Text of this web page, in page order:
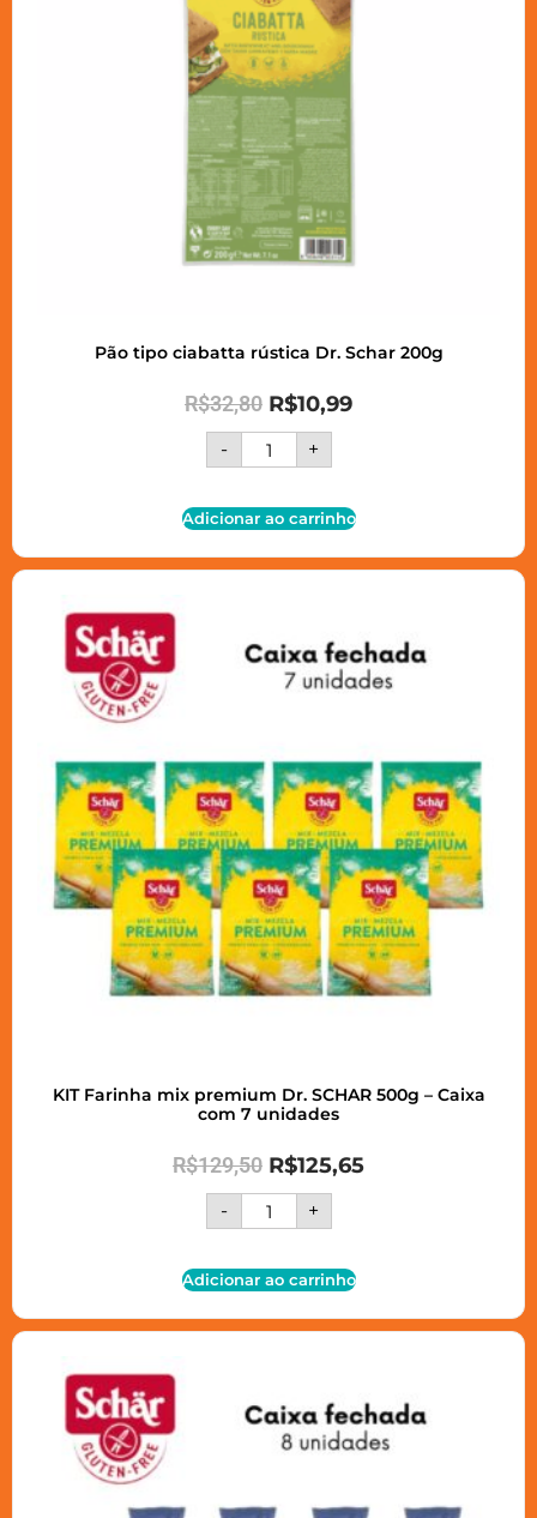
Pão tipo ciabatta rústica Dr. Schar 200g
R$32,80 R$10,99
- +
Adicionar ao carrinho
KIT Farinha mix premium Dr. SCHAR 500g – Caixa
com 7 unidades
R$129,50 R$125,65
- +
Adicionar ao carrinho